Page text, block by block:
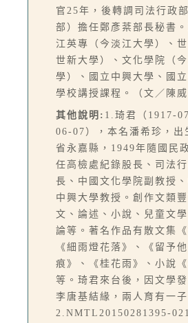
官25年，後轉調司法行政
部）擔任鄭彥棻部長秘書
江英專（今淡江大學）、
世新大學）、文化學院（
學）、國立中興大學、國
學校講授課程。（文／陳威
其他說明: 1.琦君（1917-
06-07），本名潘希珍，出
省永嘉縣，1949年隨國民
任高檢處紀錄股長、司法
長、中國文化學院副教授、
中興大學教授。創作文類
文、論述、小說、兒童文
論等。著名作品有散文集《
《細雨燈花落》、《留予
痕》、《桂花雨》、小說《
等。琦君來台後，因文學
李唐基結緣，兩人育有一子
2.NMTL20150281395-